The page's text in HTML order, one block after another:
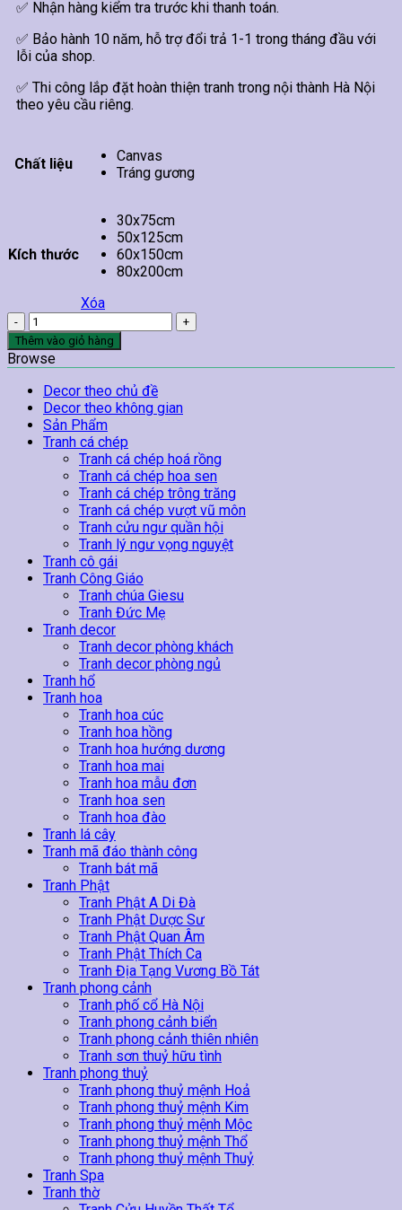
✅ Nhận hàng kiểm tra trước khi thanh toán.
✅ Bảo hành 10 năm, hỗ trợ đổi trả 1-1 trong tháng đầu với
lỗi của shop.
✅ Thi công lắp đặt hoàn thiện tranh trong nội thành Hà Nội
theo yêu cầu riêng.
Chất liệu
Canvas
Tráng gương
Kích thước
30x75cm
50x125cm
60x150cm
80x200cm
Xóa
Tranh
Hoa
Mẫu
Đơn
Treo
Tường
17
số
lượng
Thêm vào giỏ hàng
Browse
Decor theo chủ đề
Decor theo không gian
Sản Phẩm
Tranh cá chép
Tranh cá chép hoá rồng
Tranh cá chép hoa sen
Tranh cá chép trông trăng
Tranh cá chép vượt vũ môn
Tranh cửu ngư quần hội
Tranh lý ngư vọng nguyệt
Tranh cô gái
Tranh Công Giáo
Tranh chúa Giesu
Tranh Đức Mẹ
Tranh decor
Tranh decor phòng khách
Tranh decor phòng ngủ
Tranh hổ
Tranh hoa
Tranh hoa cúc
Tranh hoa hồng
Tranh hoa hướng dương
Tranh hoa mai
Tranh hoa mẫu đơn
Tranh hoa sen
Tranh hoa đào
Tranh lá cây
Tranh mã đáo thành công
Tranh bát mã
Tranh Phật
Tranh Phật A Di Đà
Tranh Phật Dược Sư
Tranh Phật Quan Âm
Tranh Phật Thích Ca
Tranh Địa Tạng Vương Bồ Tát
Tranh phong cảnh
Tranh phố cổ Hà Nội
Tranh phong cảnh biển
Tranh phong cảnh thiên nhiên
Tranh sơn thuỷ hữu tình
Tranh phong thuỷ
Tranh phong thuỷ mệnh Hoả
Tranh phong thuỷ mệnh Kim
Tranh phong thuỷ mệnh Mộc
Tranh phong thuỷ mệnh Thổ
Tranh phong thuỷ mệnh Thuỷ
Tranh Spa
Tranh thờ